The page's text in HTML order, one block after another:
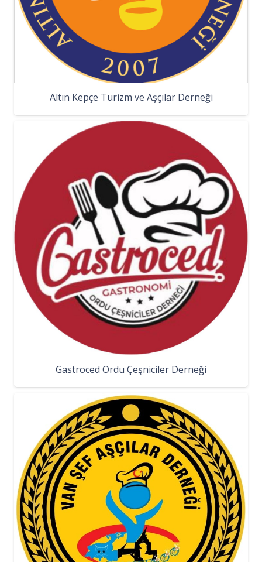
Altın Kepçe Turizm ve Aşçılar Derneği
Gastroced Ordu Çeşniciler Derneği